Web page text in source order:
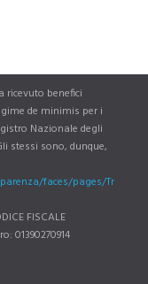
ricevuto benefici
de minimis per i
Nazionale degli
stessi sono, dunque,
faces/pages/Tr
FISCALE
01390270914